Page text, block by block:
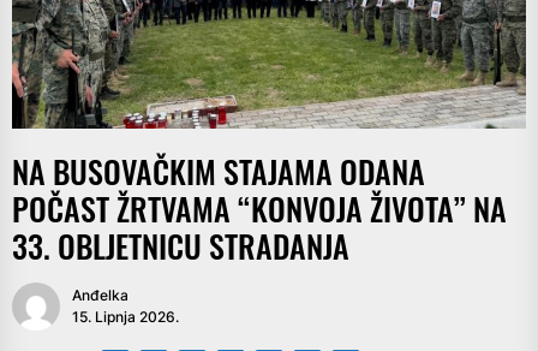
NA BUSOVAČKIM STAJAMA ODANA
POČAST ŽRTVAMA “KONVOJA ŽIVOTA” NA
33. OBLJETNICU STRADANJA
Anđelka
15. Lipnja 2026.